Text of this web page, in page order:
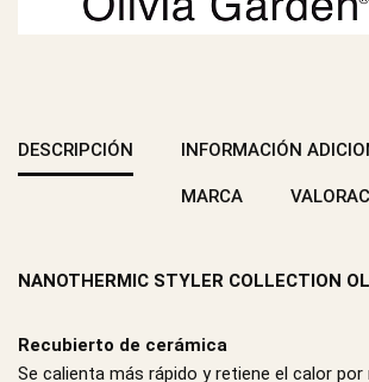
DESCRIPCIÓN INFORMACIÓN
MARCA
NANOTHERMIC STYLER COLLECTION
Recubierto de cerámica
Se calienta más rápido y retiene el calor